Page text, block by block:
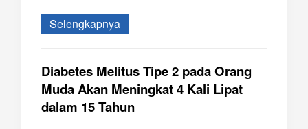
Selengkapnya
Diabetes Melitus Tipe 2 pada Orang
Muda Akan Meningkat 4 Kali Lipat
dalam 15 Tahun